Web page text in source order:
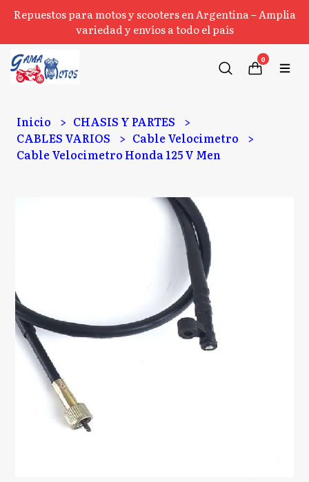
Repuestos para motos y scooters en Argentina – Amplia
variedad y envíos a todo el país
0
Inicio
CHASIS Y PARTES
CABLES VARIOS
Cable Velocimetro
Cable Velocimetro Honda 125 V Men